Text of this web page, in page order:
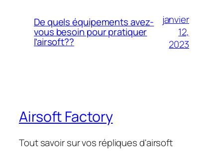
De quels équipements avez-
vous besoin pour pratiquer
l’airsoft??
janvier
12,
2023
Airsoft Factory
Tout savoir sur vos répliques d'airsoft